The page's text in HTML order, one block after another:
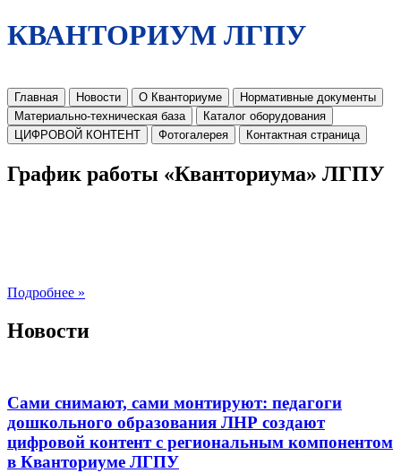
КВАНТОРИУМ ЛГПУ
Главная Новости О Кванториуме
Нормативные документы
Материально-техническая база
Каталог оборудования
ЦИФРОВОЙ КОНТЕНТ
Фотогалерея Контактная страница
График работы «Кванториума» ЛГПУ
Подробнее »
Новости
Сами снимают, сами монтируют: педагоги
дошкольного образования ЛНР создают
цифровой контент с региональным компонентом
в Кванториуме ЛГПУ​